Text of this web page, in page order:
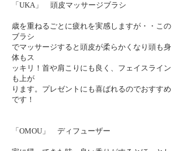
「 UKA 」 頭皮マッサージブラシ
歳を重ねるごとに疲れを実感しますが・・この
ブラシ
でマッサージすると頭皮が柔らかくなり頭も身
体もス
ッキリ！首や肩こりにも良く、フェイスライン
も上が
ります。プレゼントにも喜ばれるのでおすすめ
です！
「 OMOU 」 ディフューザー